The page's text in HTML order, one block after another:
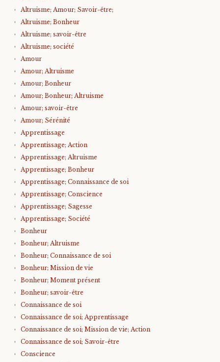
Altruisme; Amour; Savoir-être;
Altruisme; Bonheur
Altruisme; savoir-être
Altruisme; société
Amour
Amour; Altruisme
Amour; Bonheur
Amour; Bonheur; Altruisme
Amour; savoir-être
Amour; Sérénité
Apprentissage
Apprentissage; Action
Apprentissage; Altruisme
Apprentissage; Bonheur
Apprentissage; Connaissance de soi
Apprentissage; Conscience
Apprentissage; Sagesse
Apprentissage; Société
Bonheur
Bonheur; Altruisme
Bonheur; Connaissance de soi
Bonheur; Mission de vie
Bonheur; Moment présent
Bonheur; savoir-être
Connaissance de soi
Connaissance de soi; Apprentissage
Connaissance de soi; Mission de vie; Action
Connaissance de soi; Savoir-être
Conscience